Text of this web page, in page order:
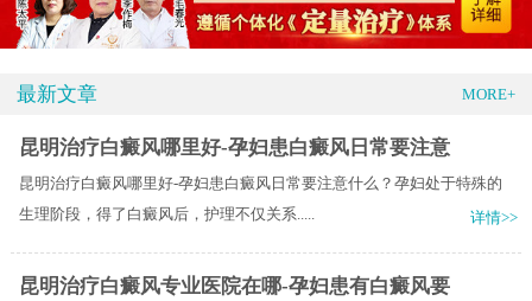
最新文章 MORE+
昆明治疗白癜风哪里好-孕妇患白癜风日常要注意
昆明治疗白癜风哪里好-孕妇患白癜风日常要注意什么？孕妇处于特殊的
生理阶段，得了白癜风后，护理不仅关系.....
详情>>
昆明治疗白癜风专业医院在哪-孕妇患有白癜风要